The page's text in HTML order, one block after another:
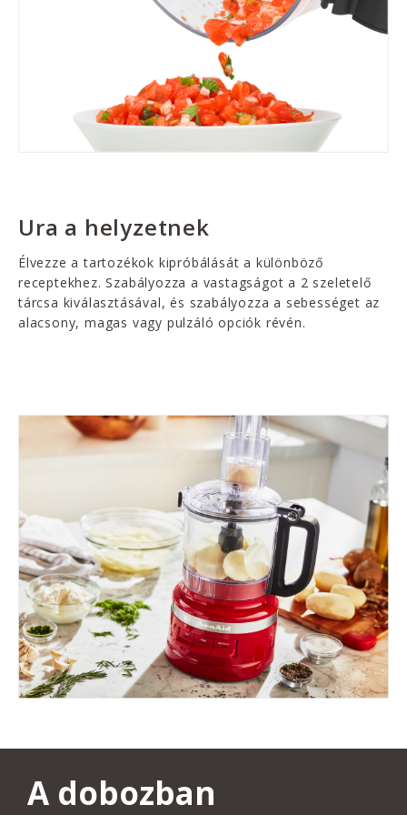
Ura a helyzetnek
Élvezze a tartozékok kipróbálását a különböző
receptekhez. Szabályozza a vastagságot a 2 szeletelő
tárcsa kiválasztásával, és szabályozza a sebességet az
alacsony, magas vagy pulzáló opciók révén.
A dobozban